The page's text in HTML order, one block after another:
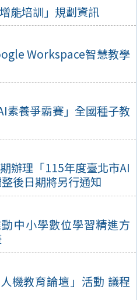
能培訓」規劃資訊
Workspace智慧教學
素養爭霸賽」全國種子教
辦理「115年度臺北市AI
後日期將另行通知
中小學數位學習精進方
機教育論壇」活動 議程